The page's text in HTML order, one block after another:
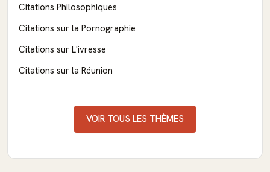
Citations Philosophiques
Citations sur la Pornographie
Citations sur L'ivresse
Citations sur la Réunion
VOIR TOUS LES THÈMES